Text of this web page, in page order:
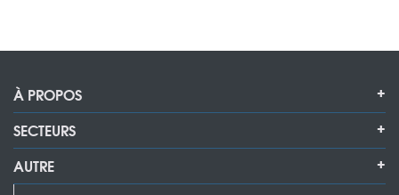
À PROPOS
SECTEURS
AUTRE